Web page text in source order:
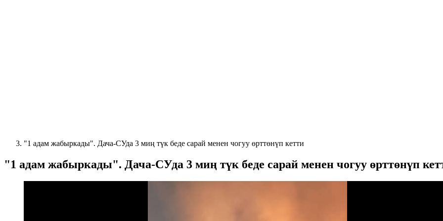
"1 адам жабыркады". Дача-СУда 3 миң түк беде сарай менен чогуу өрттөнүп кетти
"1 адам жабыркады". Дача-СУда 3 миң түк беде сарай менен чогуу өрттөнүп